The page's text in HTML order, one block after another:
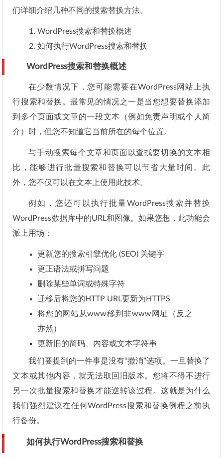
们详细介绍几种不同的搜索替换方法。
WordPress搜索和替换概述
如何执行WordPress搜索和替换
WordPress搜索和替换概述
在少数情况下，您可能需要在WordPress网站上执
行搜索和替换。最常见的情况之一是当您想要替换添加
到多个页面或文章的一段文本（例如免责声明或个人简
介）时，但您不知道它当前所在的每个位置。
与手动搜索每个文章和页面以查找要切换的文本相
比，能够进行批量搜索和替换可以节省大量时间。此
外，您不仅可以在文本上使用此技术。
例如，您还可以执行批量WordPress搜索并替换
WordPress数据库中的URL和图像。如果您想，此功能会
派上用场：
更新您的搜索引擎优化 (SEO) 关键字
更正语法或拼写问题
删除某些单词或特殊字符
迁移后将您的HTTP URL更新为HTTPS
将您的网站从www移到非www网址（反之
亦然）
更新旧的简码、内容或文本字符串
我们要提到的一件事是没有“撤消”选项。一旦替换了
文本或其他内容，就无法取回旧版本。您将不得不进行
另一次批量搜索和替换才能逆转该过程。这就是为什么
我们强烈建议在任何WordPress搜索和替换例程之前执
行备份。
如何执行WordPress搜索和替换